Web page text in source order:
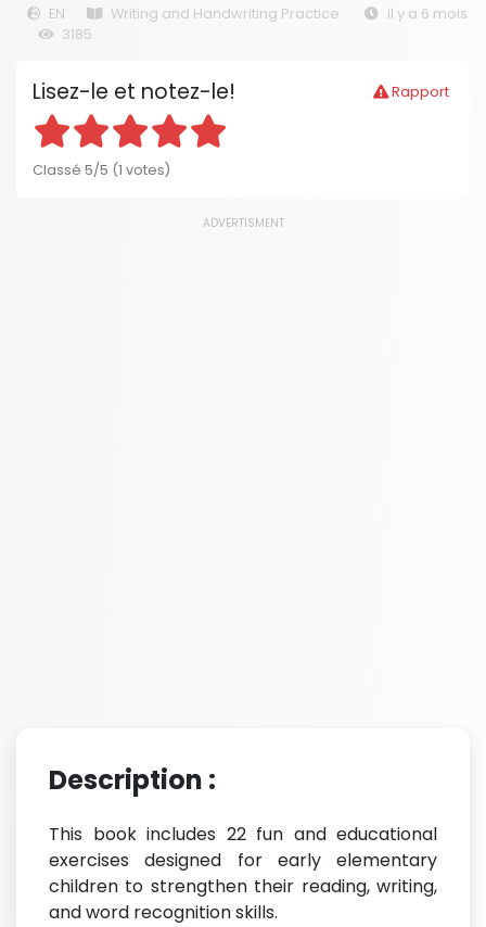
EN Writing and Handwriting Practice
il y a 6 mois
3185
Rapport
Lisez-le et notez-le!
Classé 5/5 (1 votes)
ADVERTISMENT
Description :
This book includes 22 fun and educational
exercises designed for early elementary
children to strengthen their reading, writing,
and word recognition skills.